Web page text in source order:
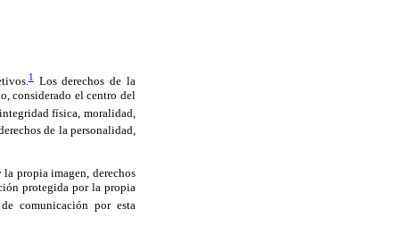
1Los derechos de la
considerado el centro del
física, moralidad,
de la personalidad,
propia imagen, derechos
protegida por la propia
comunicación por esta